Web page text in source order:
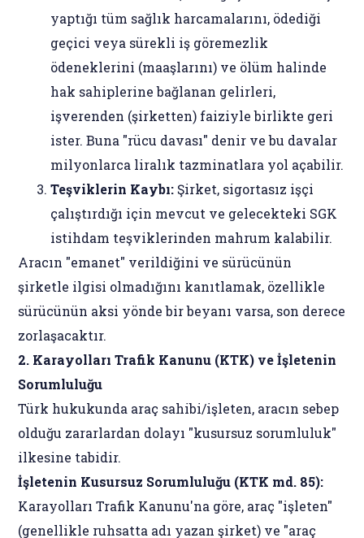
yaptığı tüm sağlık harcamalarını, ödediği
geçici veya sürekli iş göremezlik
ödeneklerini (maaşlarını) ve ölüm halinde
hak sahiplerine bağlanan gelirleri,
işverenden (şirketten) faiziyle birlikte geri
ister. Buna "rücu davası" denir ve bu davalar
milyonlarca liralık tazminatlara yol açabilir.
Teşviklerin Kaybı: Şirket, sigortasız işçi
çalıştırdığı için mevcut ve gelecekteki SGK
istihdam teşviklerinden mahrum kalabilir.
Aracın "emanet" verildiğini ve sürücünün
şirketle ilgisi olmadığını kanıtlamak, özellikle
sürücünün aksi yönde bir beyanı varsa, son derece
zorlaşacaktır.
2. Karayolları Trafik Kanunu (KTK) ve İşletenin
Sorumluluğu
Türk hukukunda araç sahibi/işleten, aracın sebep
olduğu zararlardan dolayı "kusursuz sorumluluk"
ilkesine tabidir.
İşletenin Kusursuz Sorumluluğu (KTK md. 85):
Karayolları Trafik Kanunu'na göre, araç "işleten"
(genellikle ruhsatta adı yazan şirket) ve "araç